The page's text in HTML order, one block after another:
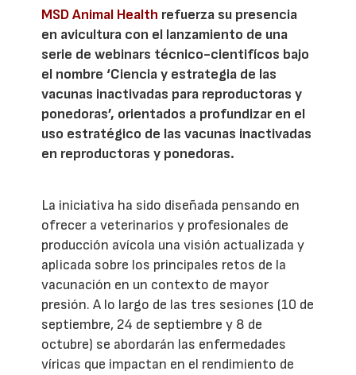
MSD Animal Health refuerza su presencia
en avicultura con el lanzamiento de una
serie de webinars técnico-cientifícos bajo
el nombre ‘Ciencia y estrategia de las
vacunas inactivadas para reproductoras y
ponedoras’, orientados a profundizar en el
uso estratégico de las vacunas inactivadas
en reproductoras y ponedoras.
La iniciativa ha sido diseñada pensando en
ofrecer a veterinarios y profesionales de
producción avícola una visión actualizada y
aplicada sobre los principales retos de la
vacunación en un contexto de mayor
presión. A lo largo de las tres sesiones (10 de
septiembre, 24 de septiembre y 8 de
octubre) se abordarán las enfermedades
víricas que impactan en el rendimiento de